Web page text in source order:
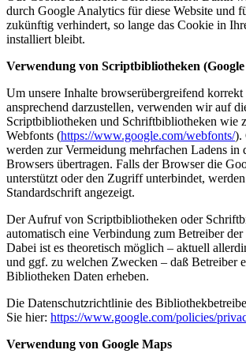
durch Google Analytics für diese Website und
zukünftig verhindert, so lange das Cookie in
installiert bleibt.
Verwendung von Scriptbibliotheken
Um unsere Inhalte browserübergreifend korrekt
ansprechend darzustellen, verwenden wir auf
Scriptbibliotheken und Schriftbibliotheken wie
Webfonts (https://www.google.com/webfonts/).
werden zur Vermeidung mehrfachen Ladens in
Browsers übertragen. Falls der Browser die
unterstützt oder den Zugriff unterbindet,
Standardschrift angezeigt.
Der Aufruf von Scriptbibliotheken oder
automatisch eine Verbindung zum Betreiber
Dabei ist es theoretisch möglich – aktuell
und ggf. zu welchen Zwecken – daß Betreiber
Bibliotheken Daten erheben.
Die Datenschutzrichtlinie des
Sie hier: https://www.google.com/policies/
Verwendung von Google Maps